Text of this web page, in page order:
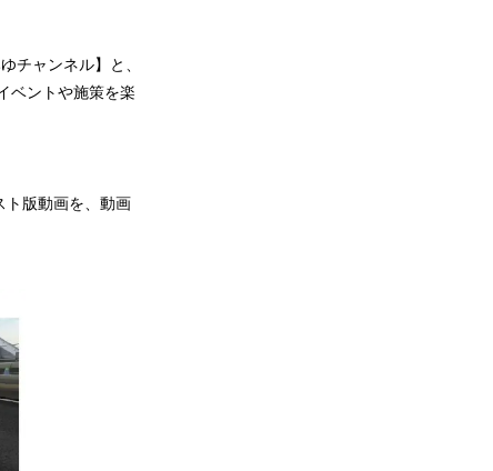
チャンネル】と、
ベントや施策を楽
ト版動画を、動画